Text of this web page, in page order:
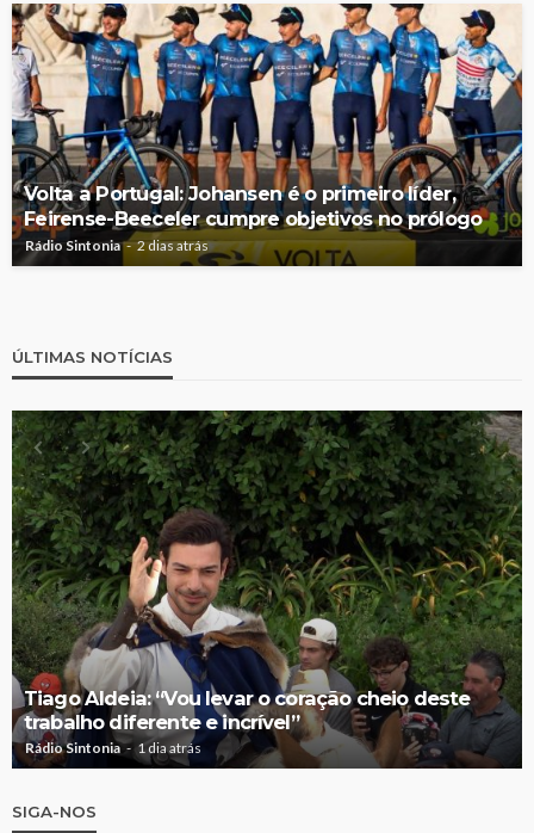
Volta a Portugal: Johansen é o primeiro líder,
Feirense-Beeceler cumpre objetivos no prólogo
Rádio Sintonia 2 dias atrás
ÚLTIMAS NOTÍCIAS
Tiago Aldeia: “Vou levar o coração cheio deste
trabalho diferente e incrível”
Rádio Sintonia 1 dia atrás
SIGA-NOS